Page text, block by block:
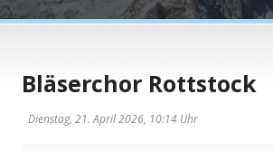
Bläserchor Rottstock
Dienstag, 21. April 2026, 10:14 Uhr